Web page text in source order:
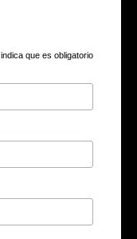
indica que es obligatorio